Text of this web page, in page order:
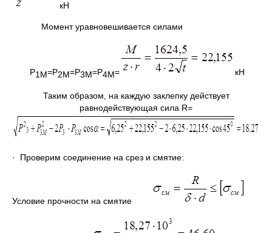
кН
Момент уравновешивается силами
P1М=P2М=P3М=P4М= кН
Таким образом, на каждую заклепку действует
равнодействующая сила R=
· Проверим соединение на срез и смятие:
Условие прочности на смятие